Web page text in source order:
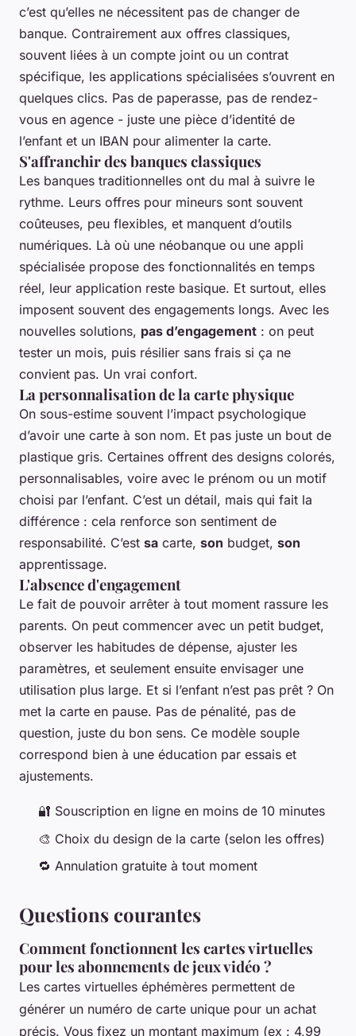
c’est qu’elles ne nécessitent pas de changer de
banque. Contrairement aux offres classiques,
souvent liées à un compte joint ou un contrat
spécifique, les applications spécialisées s’ouvrent en
quelques clics. Pas de paperasse, pas de rendez-
vous en agence - juste une pièce d’identité de
l’enfant et un IBAN pour alimenter la carte.
S'affranchir des banques classiques
Les banques traditionnelles ont du mal à suivre le
rythme. Leurs offres pour mineurs sont souvent
coûteuses, peu flexibles, et manquent d’outils
numériques. Là où une néobanque ou une appli
spécialisée propose des fonctionnalités en temps
réel, leur application reste basique. Et surtout, elles
imposent souvent des engagements longs. Avec les
nouvelles solutions, pas d’engagement : on peut
tester un mois, puis résilier sans frais si ça ne
convient pas. Un vrai confort.
La personnalisation de la carte physique
On sous-estime souvent l’impact psychologique
d’avoir une carte à son nom. Et pas juste un bout de
plastique gris. Certaines offrent des designs colorés,
personnalisables, voire avec le prénom ou un motif
choisi par l’enfant. C’est un détail, mais qui fait la
différence : cela renforce son sentiment de
responsabilité. C’est sa carte, son budget, son
apprentissage.
L'absence d'engagement
Le fait de pouvoir arrêter à tout moment rassure les
parents. On peut commencer avec un petit budget,
observer les habitudes de dépense, ajuster les
paramètres, et seulement ensuite envisager une
utilisation plus large. Et si l’enfant n’est pas prêt ? On
met la carte en pause. Pas de pénalité, pas de
question, juste du bon sens. Ce modèle souple
correspond bien à une éducation par essais et
ajustements.
🔐 Souscription en ligne en moins de 10 minutes
🎨 Choix du design de la carte (selon les offres)
🔁 Annulation gratuite à tout moment
Questions courantes
Comment fonctionnent les cartes virtuelles
pour les abonnements de jeux vidéo ?
Les cartes virtuelles éphémères permettent de
générer un numéro de carte unique pour un achat
précis. Vous fixez un montant maximum (ex : 4,99